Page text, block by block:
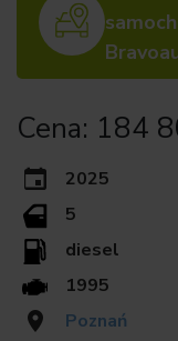
Cena: 184
2025
5
diesel
1995
Poznań